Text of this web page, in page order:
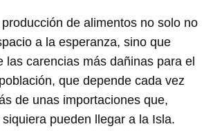
de alimentos no solo no
a la esperanza, sino que
las carencias más dañinas para el
que depende cada vez
de unas importaciones que,
pueden llegar a la Isla.